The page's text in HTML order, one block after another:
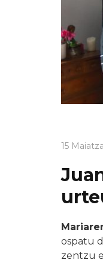
15
ospatu
zentzu